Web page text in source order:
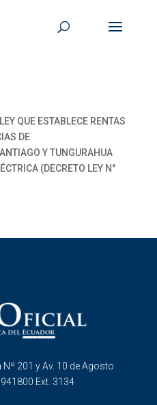
QUE ESTABLECE RENTAS
DE
Y TUNGURAHUA
(DECRETO LEY N°
201 y Av. 10 de Agosto
Ext. 3134